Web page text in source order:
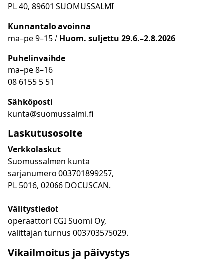
PL 40, 89601 SUOMUSSALMI
Kunnantalo avoinna
ma–pe 9–15 / Huom. suljettu 29.6.–2.8.2026
Puhelinvaihde
ma–pe 8–16
08 6155 5 51
Sähköposti
kunta@suomussalmi.fi
Laskutusosoite
Verkkolaskut
Suomussalmen kunta
sarjanumero 003701899257,
PL 5016, 02066 DOCUSCAN.
Välitystiedot
operaattori CGI Suomi Oy,
välittäjän tunnus 003703575029.
Vikailmoitus ja päivystys